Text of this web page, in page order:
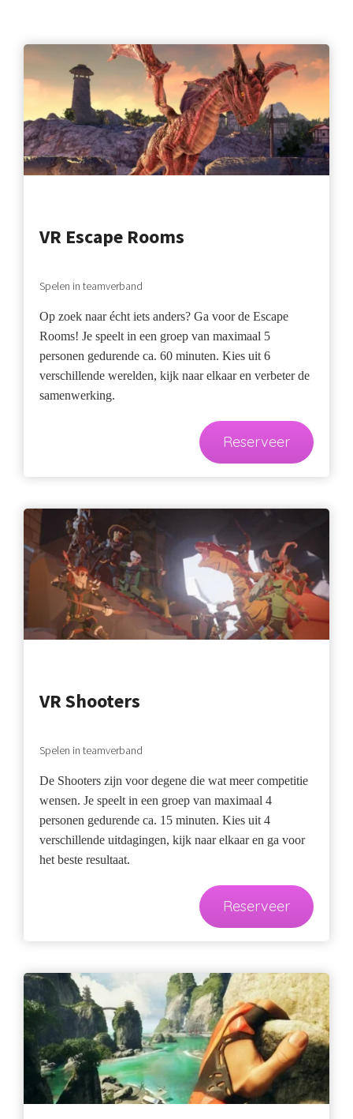
VR Escape Rooms
Spelen in teamverband
Op zoek naar écht iets anders? Ga voor de Escape
Rooms! Je speelt in een groep van maximaal 5
personen gedurende ca. 60 minuten. Kies uit 6
verschillende werelden, kijk naar elkaar en verbeter de
samenwerking.
Reserveer
VR Shooters
Spelen in teamverband
De Shooters zijn voor degene die wat meer competitie
wensen. Je speelt in een groep van maximaal 4
personen gedurende ca. 15 minuten. Kies uit 4
verschillende uitdagingen, kijk naar elkaar en ga voor
het beste resultaat.
Reserveer